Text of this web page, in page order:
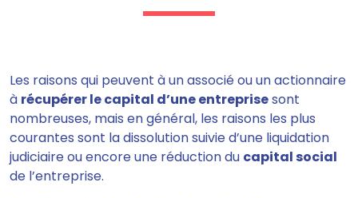
Les raisons qui peuvent à un associé ou un actionnaire
à récupérer le capital d’une entreprisesont
nombreuses, mais en général, les raisons les plus
courantes sont la dissolution suivie d’une liquidation
judiciaire ou encore une réduction du capital social
de l’entreprise.